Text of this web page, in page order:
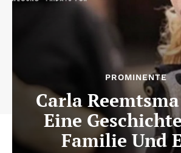
PROMINENTE
Carla
Eine
Familie Und